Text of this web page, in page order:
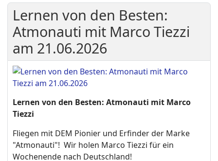
Lernen von den Besten:
Atmonauti mit Marco Tiezzi
am 21.06.2026
Lernen von den Besten: Atmonauti mit Marco
Tiezzi
Fliegen mit DEM Pionier und Erfinder der Marke
"Atmonauti"! Wir holen Marco Tiezzi für ein
Wochenende nach Deutschland!